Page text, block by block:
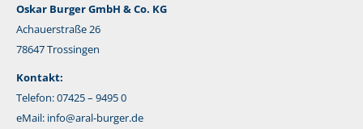
Oskar Burger GmbH & Co. KG
Achauerstraße 26
78647 Trossingen
Kontakt:
Telefon: 07425 – 9495 0
eMail: info@aral-burger.de